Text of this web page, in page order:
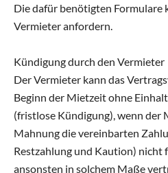
Die dafür benötigten Formulare
Vermieter anfordern.
Kündigung durch den Vermieter
Der Vermieter kann das
Beginn der Mietzeit ohne
(fristlose Kündigung), wenn
Mahnung die vereinbarten
Restzahlung und Kaution) nicht
ansonsten in solchem Maße